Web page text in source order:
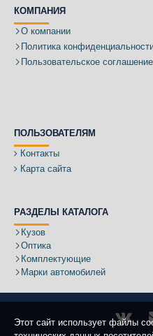
КОМПАНИЯ
О компании
Политика
Пользовательское соглашение
ПОЛЬЗОВАТЕЛЯМ
Контакты
Карта сайта
РАЗДЕЛЫ КАТАЛОГА
Кузов
Оптика
Комплектующие
Марки автомобилей
Этот сайт использует файлы